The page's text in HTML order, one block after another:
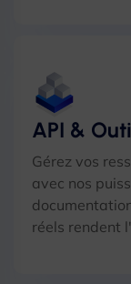
API &
Gérez vos
avec nos
réels rendent